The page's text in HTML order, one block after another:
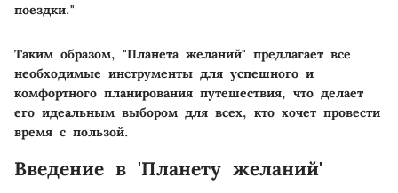
поездки."
Таким образом, "Планета желаний" предлагает все
необходимые инструменты для успешного и
комфортного планирования путешествия, что делает
его идеальным выбором для всех, кто хочет провести
время с пользой.
Введение в 'Планету желаний'